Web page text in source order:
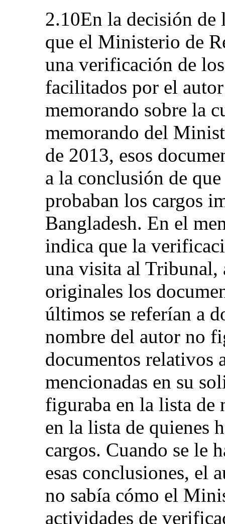
2.10En la decisión de
que el Ministerio de
una verificación de
facilitados por el
memorando sobre la
memorando del
de 2013, esos
a la conclusión de
probaban los cargos
Bangladesh. En el
indica que la
una visita al Tribunal,
originales los
últimos se referían a
nombre del autor no
documentos relativos
mencionadas en su
figuraba en la lista de
en la lista de quienes
cargos. Cuando se le
esas conclusiones, el
no sabía cómo el
actividades de